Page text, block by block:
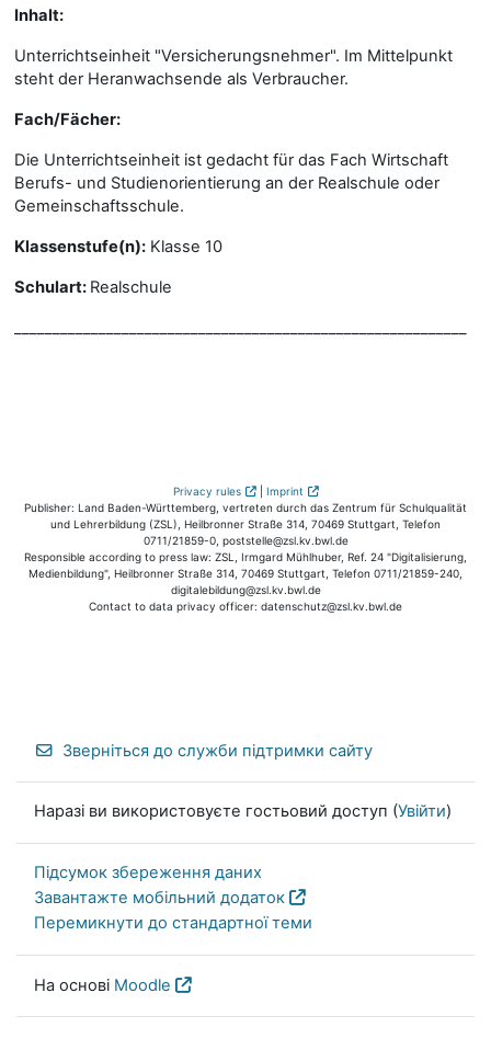
Inhalt:
Unterrichtseinheit "Versicherungsnehmer". Im Mittelpunkt
steht der Heranwachsende als Verbraucher.
Fach/Fächer:
Die Unterrichtseinheit ist gedacht für das Fach Wirtschaft
Berufs- und Studienorientierung an der Realschule oder
Gemeinschaftsschule.
Klassenstufe(n): Klasse 10
Schulart: Realschule
Privacy rules | Imprint
Publisher: Land Baden-Württemberg, vertreten durch das Zentrum für Schulqualität
und Lehrerbildung (ZSL), Heilbronner Straße 314, 70469 Stuttgart, Telefon
0711/21859-0, poststelle@zsl.kv.bwl.de
Responsible according to press law: ZSL, Irmgard Mühlhuber, Ref. 24 "Digitalisierung,
Medienbildung", Heilbronner Straße 314, 70469 Stuttgart, Telefon 0711/21859-240,
digitalebildung@zsl.kv.bwl.de
Contact to data privacy officer: datenschutz@zsl.kv.bwl.de
Зверніться до служби підтримки сайту
Наразі ви використовуєте гостьовий доступ (Увійти)
Підсумок збереження даних
Завантажте мобільний додаток
Перемикнути до стандартної теми
На основі Moodle